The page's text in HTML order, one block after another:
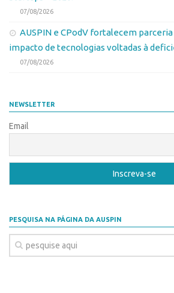
VPI – Vocação para Inovação
Leis e Normas
Transferência de Tecnologia
PD&I
Parcerias PD&I
PIPE/FAPESP
Exceções
Programas
07/08/2026
AUSPIN e CPodV fortalecem
impacto de tecnologias voltadas à
07/08/2026
NEWSLETTER
Email
PESQUISA NA PÁGINA DA AUSPIN